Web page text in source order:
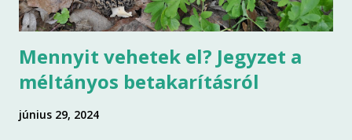
Mennyit vehetek el? Jegyzet a
méltányos betakarításról
június 29, 2024